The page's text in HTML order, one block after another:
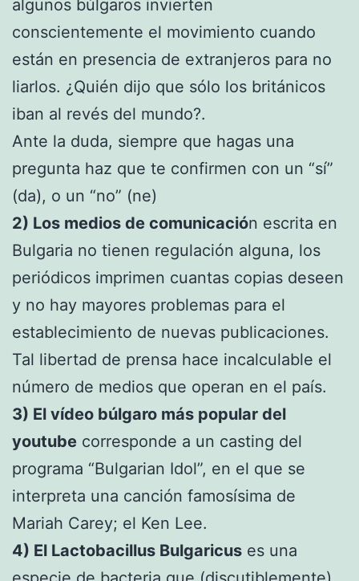
algunos búlgaros invierten
conscientemente el movimiento cuando
están en presencia de extranjeros para no
liarlos. ¿Quién dijo que sólo los británicos
iban al revés del mundo?.
Ante la duda, siempre que hagas una
pregunta haz que te confirmen con un “sí”
(da), o un “no” (ne)
2) Los medios de comunicación escrita en
Bulgaria no tienen regulación alguna, los
periódicos imprimen cuantas copias deseen
y no hay mayores problemas para el
establecimiento de nuevas publicaciones.
Tal libertad de prensa hace incalculable el
número de medios que operan en el país.
3) El vídeo búlgaro más popular del
youtube corresponde a un casting del
programa “Bulgarian Idol”, en el que se
interpreta una canción famosísima de
Mariah Carey; el Ken Lee.
4) El Lactobacillus Bulgaricus es una